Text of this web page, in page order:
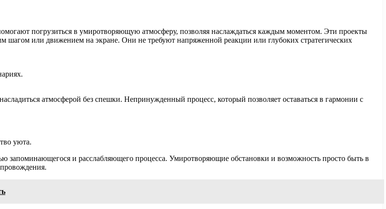
погрузиться в умиротворяющую атмосферу, позволяя наслаждаться каждым моментом. Эти проекты
шагом или движением на экране. Они не требуют напряженной реакции или глубоких стратегических
атмосферой без спешки. Непринужденный процесс, который позволяет оставаться в гармонии с
уюта.
запоминающегося и расслабляющего процесса. Умиротворяющие обстановки и возможность просто быть в